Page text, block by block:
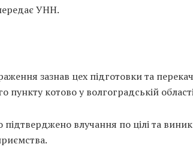
УНН.
зазнав цех підготовки та
пункту котово у волгоградській
влучання по цілі та